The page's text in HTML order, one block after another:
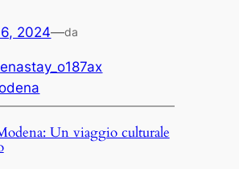
2024—da
Un viaggio culturale